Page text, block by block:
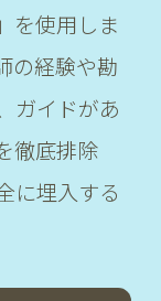
を使用しま
の経験や勘
ガイドがあ
徹底排除
に埋入する